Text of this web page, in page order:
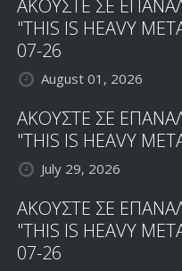
ΑΚΟΥΣΤΕ ΣΕ
"THIS IS HEAVY
07-26
August 01, 2026
ΑΚΟΥΣΤΕ ΣΕ
"THIS IS HEAVY
July 29, 2026
ΑΚΟΥΣΤΕ ΣΕ
"THIS IS HEAVY
07-26